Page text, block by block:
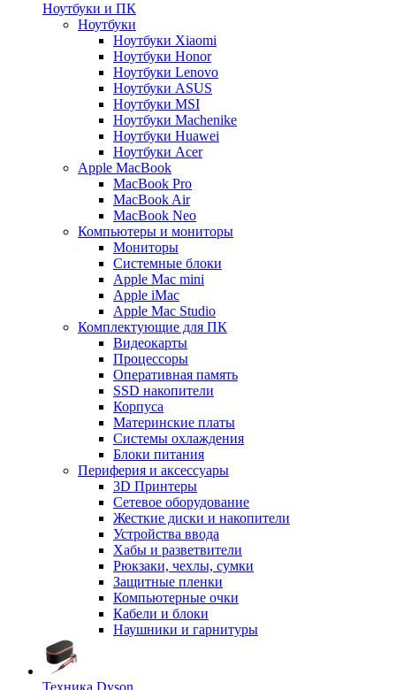
Ноутбуки и ПК
Ноутбуки
Ноутбуки Xiaomi
Ноутбуки Honor
Ноутбуки Lenovo
Ноутбуки ASUS
Ноутбуки MSI
Ноутбуки Machenike
Ноутбуки Huawei
Ноутбуки Acer
Apple MacBook
MacBook Pro
MacBook Air
MacBook Neo
Компьютеры и мониторы
Мониторы
Системные блоки
Apple Mac mini
Apple iMac
Apple Mac Studio
Комплектующие для ПК
Видеокарты
Процессоры
Оперативная память
SSD накопители
Корпуса
Материнские платы
Системы охлаждения
Блоки питания
Периферия и аксессуары
3D Принтеры
Сетевое оборудование
Жесткие диски и накопители
Устройства ввода
Хабы и разветвители
Рюкзаки, чехлы, сумки
Защитные пленки
Компьютерные очки
Кабели и блоки
Наушники и гарнитуры
Техника Dyson